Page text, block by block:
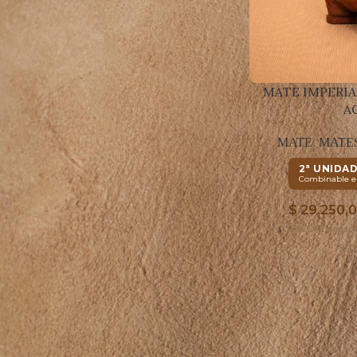
ARGENTINO
1
FILTRO DE STOCK
En oferta
En stock
MATE
MATE,
2ª
Combinable
$
10% OFF
$
©